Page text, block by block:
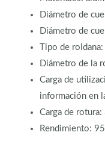
Diámetro de
Diámetro de
Tipo de
Diámetro de la
Carga de
información en
Carga de rotura:
Rendimiento: